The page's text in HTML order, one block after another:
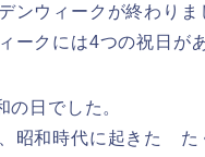
ンウィークが終わりま
ークには4つの祝日が
の日でした。
昭和時代に起きた た